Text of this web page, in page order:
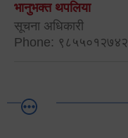
भानुभक्त थपलिया
सूचना अधिकारी
Phone: ९८५५०१२७४२